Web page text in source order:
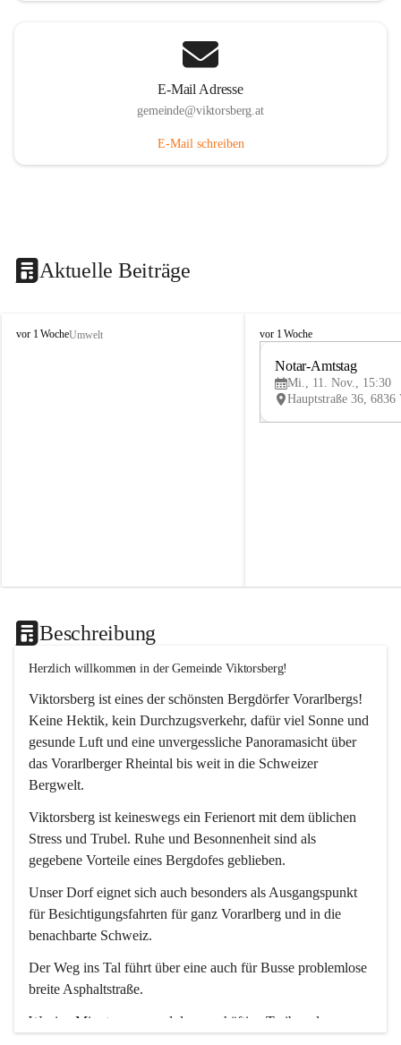
E-Mail Adresse
gemeinde@viktorsberg.at
E-Mail schreiben
Aktuelle Beiträge
V
vor 1 WocheUmwelt
V
vor 1 Woche
Notar-Amtstag
Mi., 11. Nov., 15:30
Beschreibung
Herzlich willkommen in der Gemeinde Viktorsberg!
Viktorsberg ist eines der schönsten Bergdörfer Vorarlbergs!
Keine Hektik, kein Durchzugsverkehr, dafür viel Sonne und
gesunde Luft und eine unvergessliche Panoramasicht über
das Vorarlberger Rheintal bis weit in die Schweizer
Bergwelt.
Viktorsberg ist keineswegs ein Ferienort mit dem üblichen
Stress und Trubel. Ruhe und Besonnenheit sind als
gegebene Vorteile eines Bergdofes geblieben.
Unser Dorf eignet sich auch besonders als Ausgangspunkt
für Besichtigungsfahrten für ganz Vorarlberg und in die
benachbarte Schweiz.
Der Weg ins Tal führt über eine auch für Busse problemlose
breite Asphaltstraße.
Wenige Minuten nur, und das geschäftige Treiben der